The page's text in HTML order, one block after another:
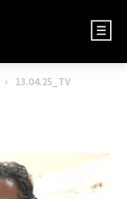
13.04.25_TV